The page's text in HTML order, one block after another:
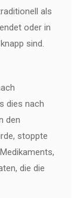
als
oder in
sind.
dies nach
den
stoppte
die die